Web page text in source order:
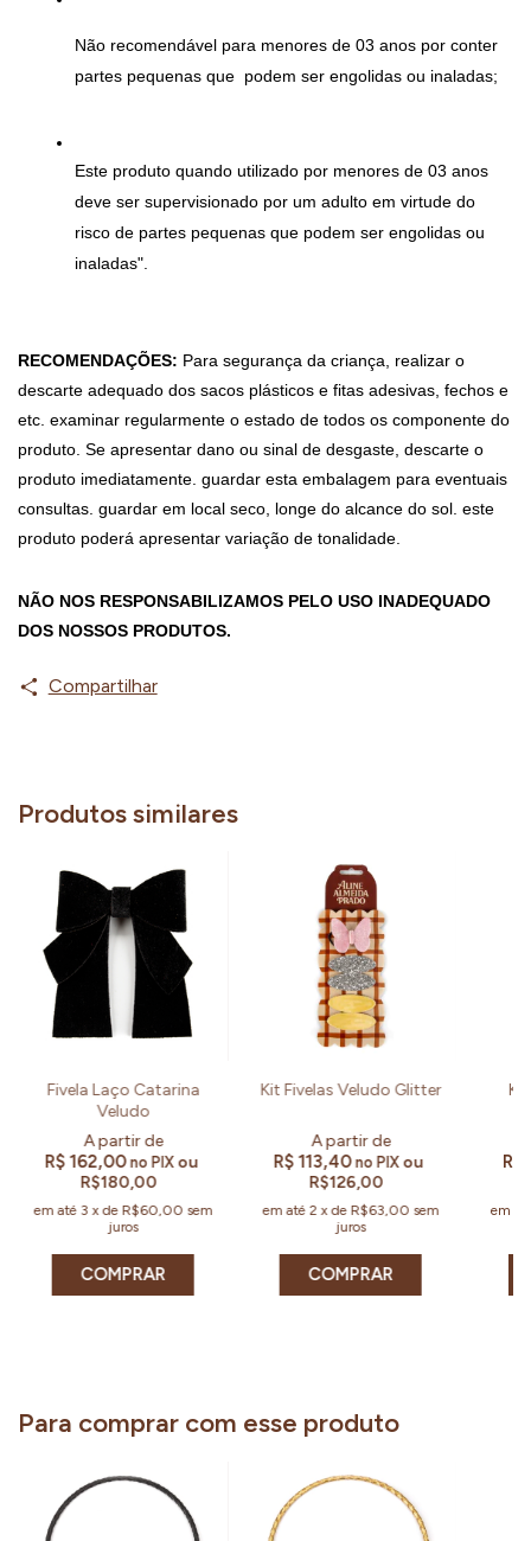
Não recomendável para menores de 03 anos por conter
partes pequenas que  podem ser engolidas ou inaladas;
Este produto quando utilizado por menores de 03 anos
deve ser supervisionado por um adulto em virtude do
risco de partes pequenas que podem ser engolidas ou
inaladas".
RECOMENDAÇÕES: Para segurança da criança, realizar o
descarte adequado dos sacos plásticos e fitas adesivas, fechos e
etc. examinar regularmente o estado de todos os componente do
produto. Se apresentar dano ou sinal de desgaste, descarte o
produto imediatamente. guardar esta embalagem para eventuais
consultas. guardar em local seco, longe do alcance do sol. este
produto poderá apresentar variação de tonalidade.
NÃO NOS RESPONSABILIZAMOS PELO USO INADEQUADO
DOS NOSSOS PRODUTOS.
Compartilhar
Produtos similares
Fivela Laço Catarina
Veludo
R$ 162,00no PIX ou
R$180,00
em até 3 xde R$60,00 sem
juros
COMPRAR
Kit Fivelas Veludo Glitter
R$ 113,40 no PIXou
R$126,00
em até 2 xde R$63,00 sem
juros
COMPRAR
Kit
R$
em
Para comprar com esse produto